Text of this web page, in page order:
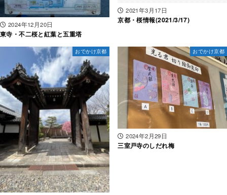
2024年12月20日
東寺・不二桜と紅葉と五重塔
2021年3月17日
京都・桜情報(2021/3/17)
おでかけ京都 おでかけ京都
2024年2月29日
三室戸寺のしだれ梅